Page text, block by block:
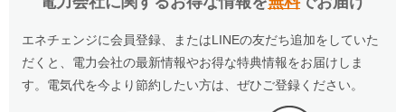
料金お知らせを利用した上記の割引条件で計算し、節約額に反映してい
・電気を使用開始した日から12カ月以内に特典対象外のプランに契約を変更され
合。
・電気の使用開始から12カ月後時点の判定において、支払期限を過ぎた電気料金
のお支払いが確認できない場合。
・ご利用の住所から転居された場合。
・ご利用開始から12カ月間の電気料金支払い額がキャッシュバック金額以下の場
（すでに書面発行を取り止めされているお客さまは、引き続き月50円
（パートナー様からご請求のお客さまは、割引対象外です、あらかじめ
ご了承ください。）
・ご登録いただいている携帯電話番号と違う番号でお申込みいただいた
場合は、ご登録の連絡先番号を変更させていただきます。エバーグリー
ン・リテイリングからのお電話でのご連絡も、お申込みいただいた携帯
特典」(以下、「本特典」とします)の対象となります。
・特典実施期間中に対象プランをエネチェンジのオンラインサービス経由でお申
し込みいただくこと。
・電気を使用開始した日から12カ月後時点で契約を継続いただいていること。
・お申し込みから3カ月以内にエバーグリーン・リテイリングの供給を開始してい
等に伴う取替工事が必要な場合で、作業員が工事可能と判断した場合
での対応となります。
※電気のご契約容量の変更工事や、家電製品の取り付け・故障修理、宅
内配線の改修工事、ガス栓/ガス器具の点検・故障修理、広範囲で発生
している停電（お客さま宅周辺での停電）などはご対応できません。
※異常気象、天災地変、非常事態の場合等、本サービスを提供すること
が困難または危険が伴うことが予測される場合の作業や、その他当社ま
エネチェンジに会員登録、またはLINEの友だち追加をしていた
だくと、電力会社の最新情報やお得な特典情報をお届けしま
す。電気代を今より節約したい方は、ぜひご登録ください。